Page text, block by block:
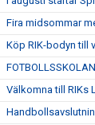
Fira midsommar
Köp RIK-bodyn till
Välkomna till RIKs